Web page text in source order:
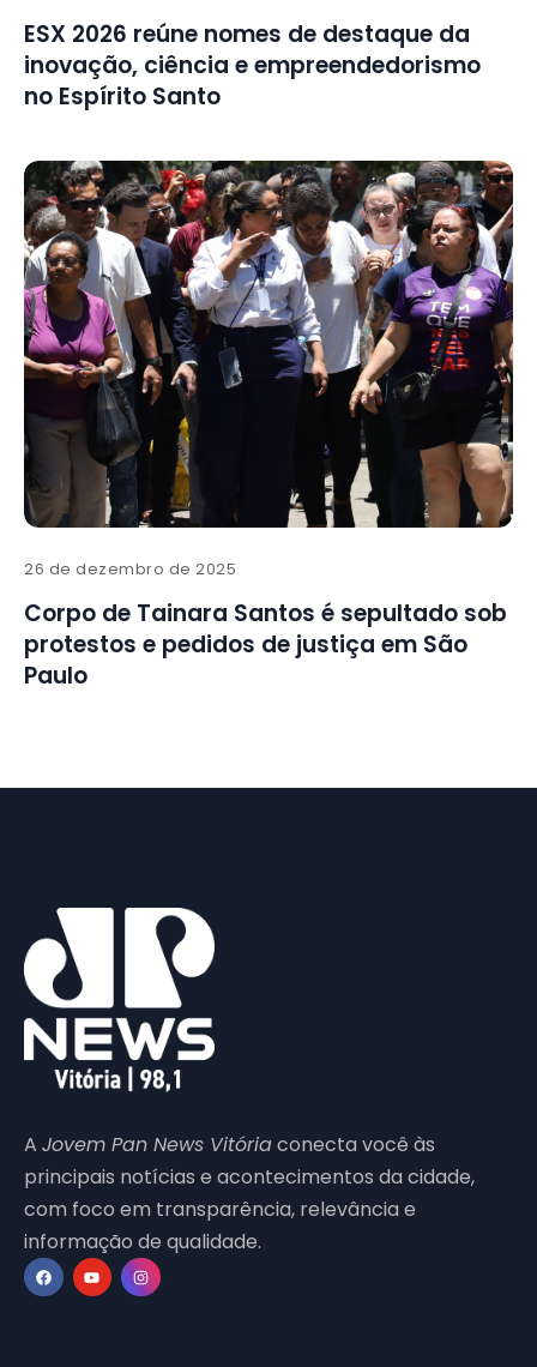
ESX 2026 reúne nomes de destaque da
inovação, ciência e empreendedorismo
no Espírito Santo
26 de dezembro de 2025
Corpo de Tainara Santos é sepultado sob
protestos e pedidos de justiça em São
Paulo
A Jovem Pan News Vitóriaconecta você às
principais notícias e acontecimentos da cidade,
com foco em transparência, relevância e
informação de qualidade.